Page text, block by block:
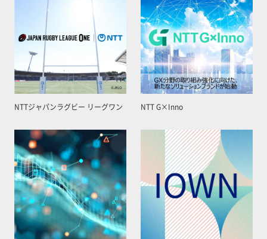
NTTジャパンラグビー リーグワン NTT G×Inno